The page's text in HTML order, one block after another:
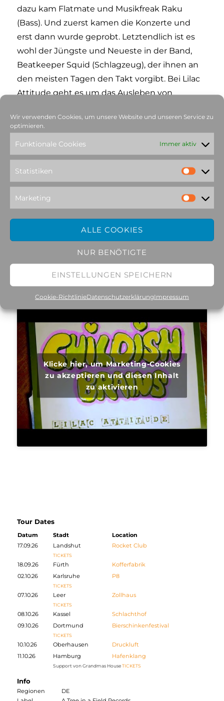
Wir verwenden Cookies, um unsere Website und unseren Service zu
optimieren.
Funktionale Cookies Immer aktiv
Statistiken
Marketing
ALLE COOKIES
NUR BENÖTIGTE
EINSTELLUNGEN SPEICHERN
Cookie-RichtlinieDatenschutzerklärungImpressum
dazu kam Flatmate und Musikfreak Raku
(Bass). Und zuerst kamen die Konzerte und
erst dann wurde geprobt. Letztendlich ist es
wohl der Jüngste und Neueste in der Band,
Beatkeeper Squid (Schlagzeug), der ihnen an
den meisten Tagen den Takt vorgibt. Bei Lilac
Attitude geht es um das Ausleben von
der Syringa“ zu packen und das Ergebnis ihrer
Musik ist genau davon geprägt. Der Sound ist
getrieben, grungy, unbändig, ehrlich und
hoffnungsvoll. Sie nennen es «Floral Grunge».
Klicke hier, um Marketing-Cookies
zu aktivieren
Klicke hier, um Marketing-Cookies
zu akzeptieren und diesen Inhalt
zu aktivieren
Tour Dates
Datum Stadt
Location
17.09.26
Landshut Rocket Club
TICKETS
18.09.26 Fürth
Kofferfabrik
02.10.26
Karlsruhe P8
TICKETS
07.10.26 Leer Zollhaus
TICKETS
08.10.26 Kassel
Schlachthof
09.10.26
Dortmund Bierschinkenfestival
TICKETS
10.10.26 Oberhausen
Druckluft
11.10.26
Hamburg Hafenklang
Support von Grandmas House TICKETS
Info
Regionen
DE